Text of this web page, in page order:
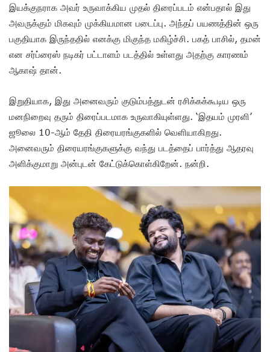
இயக்குநராக அவர் உருவாக்கிய முதல் திரைப்படம் என்பதால் இது
அவருக்கும் மிகவும் முக்கியமான படைப்பு. அந்தப் பயணத்தின் ஒரு
பகுதியாக இருந்ததில் எனக்கு மிகுந்த மகிழ்ச்சி. பகத் பாசில், தமன்
என சர்ப்ரைஸ் நடிகர் பட்டாளம் படத்தில் உள்ளது அதற்கு காரணம்
ஆகாஷ் தான்.
இறுதியாக, இது அனைவரும் குடும்பத்துடன் ரசிக்கக்கூடிய ஒரு
மனநிறைவு தரும் திரைப்படமாக உருவாகியுள்ளது. ‘இதயம் முரளி’
ஜூலை 10-ஆம் தேதி திரையரங்குகளில் வெளியாகிறது.
அனைவரும் திரையரங்குகளுக்கு வந்து படத்தைப் பார்த்து ஆதரவு
அளிக்குமாறு அன்புடன் கேட்டுக்கொள்கிறேன். நன்றி.